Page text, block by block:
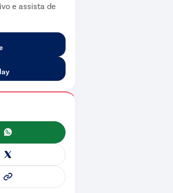
e assista de
WhatsApp
X
Copiar link